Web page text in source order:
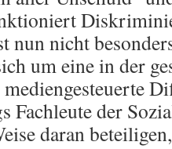
nun nicht
um eine in der
Fachleute der
daran